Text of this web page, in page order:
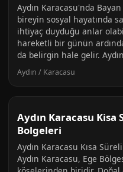
Aydın Karacasu'nda
bireyin sosyal hayatında
ihtiyaç duyduğu anlar
hareketli bir günün
da belirgin hale gelir.
Aydın / Karacasu
Aydın Karacasu Kisa
Bolgeleri
Aydın Karacasu Kısa
Aydın Karacasu, Ege